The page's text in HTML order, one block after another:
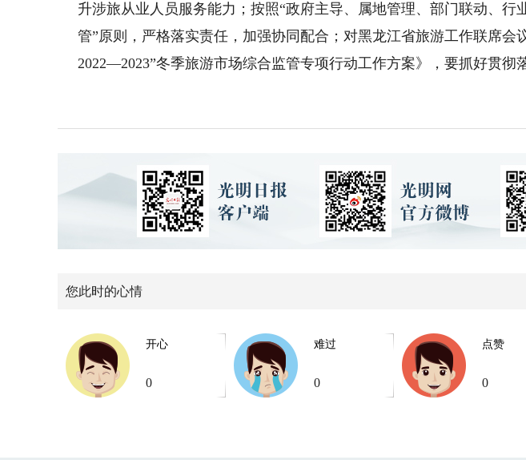
升涉旅从业人员服务能力；按照“政府主导、属地管理、部门联动、行
管”原则，严格落实责任，加强协同配合；对黑龙江省旅游工作联席会
2022—2023”冬季旅游市场综合监管专项行动工作方案》，要抓好贯彻
您此时的心情
开心
0
难过
0
点赞
0